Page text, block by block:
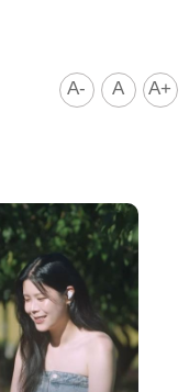
A- A A+